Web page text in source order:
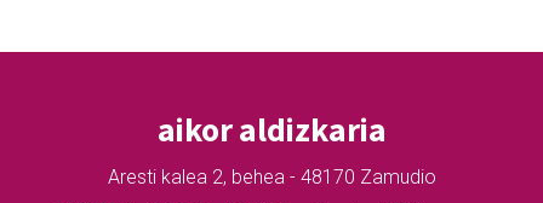
aikor aldizkaria
Aresti kalea 2, behea - 48170 Zamudio